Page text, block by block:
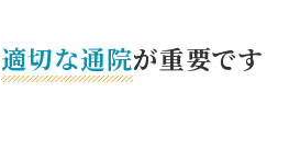
適切な通院が重要です